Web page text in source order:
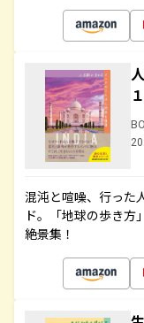
混沌と喧噪、行った
ド。「地球の歩き方
絶景集！